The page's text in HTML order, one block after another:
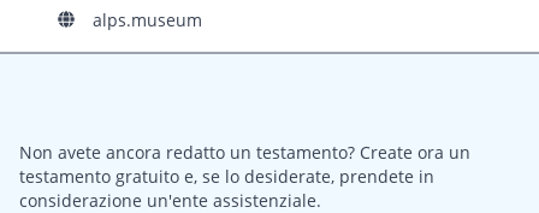
alps.museum
Non avete ancora redatto un testamento? Create ora un
testamento gratuito e, se lo desiderate, prendete in
considerazione un'ente assistenziale.